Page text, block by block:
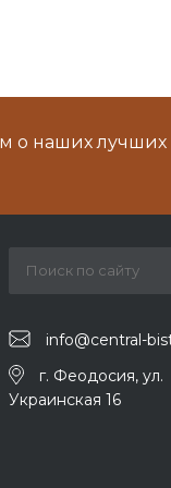
о наших лучших
info@central-
г. Феодосия, ул.
Украинская 16